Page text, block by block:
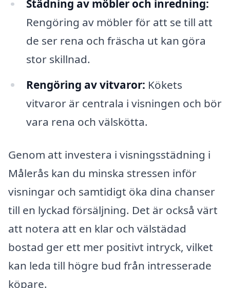
Städning av möbler och inredning:
Rengöring av möbler för att se till att
de ser rena och fräscha ut kan göra
stor skillnad.
Rengöring av vitvaror: Kökets
vitvaror är centrala i visningen och bör
vara rena och välskötta.
Genom att investera i visningsstädning i
Målerås kan du minska stressen inför
visningar och samtidigt öka dina chanser
till en lyckad försäljning. Det är också värt
att notera att en klar och välstädad
bostad ger ett mer positivt intryck, vilket
kan leda till högre bud från intresserade
köpare.